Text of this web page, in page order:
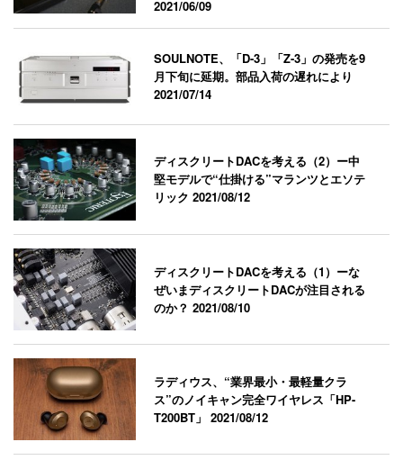
2021/06/09
SOULNOTE、「D-3」「Z-3」の発売を9
月下旬に延期。部品入荷の遅れにより
2021/07/14
ディスクリートDACを考える（2）ー中
堅モデルで“仕掛ける”マランツとエソテ
リック2021/08/12
ディスクリートDACを考える（1）ーな
ぜいまディスクリートDACが注目される
のか？2021/08/10
ラディウス、“業界最小・最軽量クラ
ス”のノイキャン完全ワイヤレス「HP-
T200BT」2021/08/12